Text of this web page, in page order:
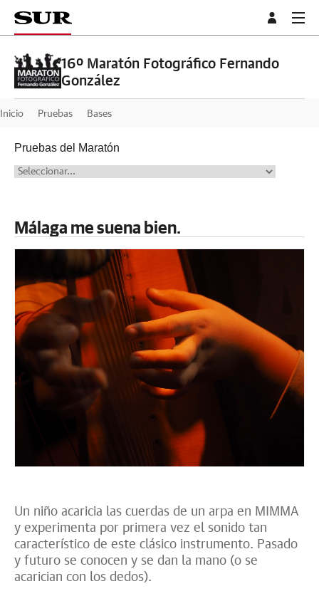
16º Maratón Fotográfico Fernando
González
Inicio Pruebas Bases
Pruebas del Maratón
Málaga me suena bien.
Un niño acaricia las cuerdas de un arpa en MIMMA
y experimenta por primera vez el sonido tan
característico de este clásico instrumento. Pasado
y futuro se conocen y se dan la mano (o se
acarician con los dedos).